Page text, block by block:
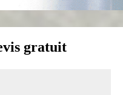
gratuit